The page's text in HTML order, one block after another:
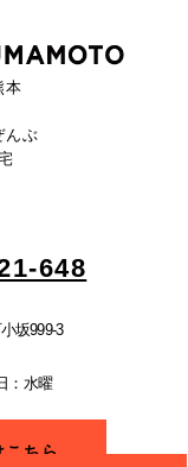
本
んぶ
648
坂999-3
：水曜
ちら